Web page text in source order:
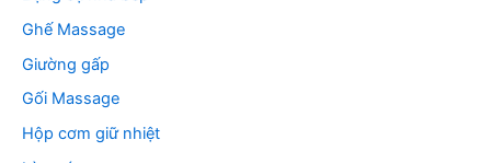
Ghế Massage
Giường gấp
Gối Massage
Hộp cơm giữ nhiệt